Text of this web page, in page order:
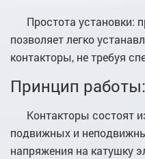
Простота установки:
позволяет легко
контакторы, не требуя
Принцип работы:
Контакторы состоят
подвижных и
напряжения на катушку